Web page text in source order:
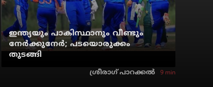
ഇന്ത്യയും പാകിസ്ഥാനും വീണ്ടും
നേര്‍ക്കുനേര്‍; പടയൊരുക്കം
തുടങ്ങി
ശ്രീരാഗ് പാറക്കല്‍ 9 min